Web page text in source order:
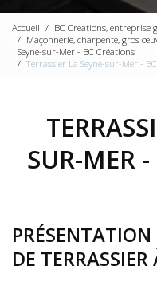
Accueil
BC Créations, entreprise
Maçonnerie, charpente, gros
Seyne-sur-Mer - BC Créations
Terrassier La Seyne-sur-Mer -
SUR-MER
DE